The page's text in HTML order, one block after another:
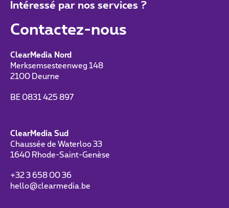
Intéressé par nos services ?
Contactez-nous
ClearMedia Nord
Merksemsesteenweg 148
2100 Deurne
BE 0831 425 897
ClearMedia Sud
Chaussée de Waterloo 33
1640 Rhode-Saint-Genèse
+32 3 658 00 36
hello@clearmedia.be